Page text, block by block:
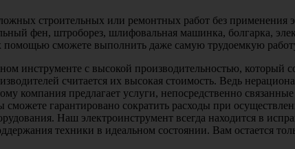
строительных или ремонтных работ без
фен, штроборез, шлифовальная машинка, болгарка,
помощью сможете выполнить даже самую трудоемкую
инструменте с высокой производительностью,
считается их высокая стоимость. Ведь
компания предлагает услуги, непосредственно
гарантировано сократить расходы при
Наш электроинструмент всегда находится в
техники в идеальном состоянии. Вам остается